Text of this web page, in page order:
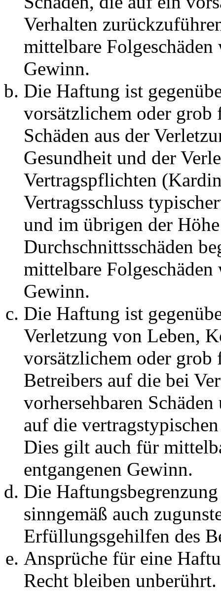
Verhalten
mittelbare Folgeschäden
Gewinn.
Die Haftung ist
vorsätzlichem oder grob
Schäden aus der
Gesundheit und der
Vertragspflichten
Vertragsschluss
und im übrigen der
Durchschnittsschäden
mittelbare Folgeschäden
Gewinn.
Die Haftung ist
Verletzung von Leben,
vorsätzlichem oder grob
Betreibers auf die bei
vorhersehbaren
auf die
Dies gilt auch für
entgangenen Gewinn.
Die
sinngemäß auch
Erfüllungsgehilfen des
Ansprüche für eine
Recht bleiben unberührt.